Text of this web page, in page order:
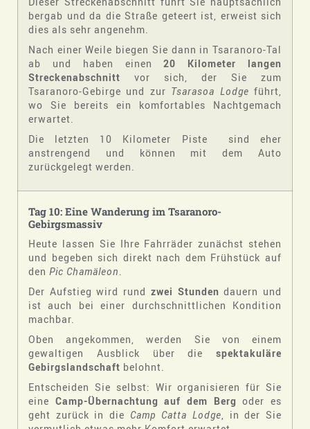
bergab und da die Straße geteert ist, erweist sich
dies als sehr angenehm.
Nach einer Weile biegen Sie dann in Tsaranoro-Tal
ab und haben einen20 Kilometer langen
Streckenabschnitt vor sich, der Sie zum
Tsaranoro-Gebirge und zur Tsarasoa Lodgeführt,
wo Sie bereits ein komfortables Nachtgemach
erwartet.
Die letzten 10 Kilometer Piste sind eher
anstrengend und können mit dem Auto
zurückgelegt werden.
Tag 10: Eine Wanderung im Tsaranoro-
Gebirgsmassiv
Heute lassen Sie Ihre Fahrräder zunächst stehen
und begeben sich direkt nach dem Frühstück auf
den Pic Chamäleon.
Der Aufstieg wird rund zwei Stunden dauern und
ist auch bei einer durchschnittlichen Kondition
machbar.
Oben angekommen, werden Sie von einem
gewaltigen Ausblick über die spektakuläre
Gebirgslandschaft belohnt.
Entscheiden Sie selbst: Wir organisieren für Sie
eine Camp-Übernachtung auf dem Berg oder es
geht zurück in die Camp Catta Lodge, in der Sie